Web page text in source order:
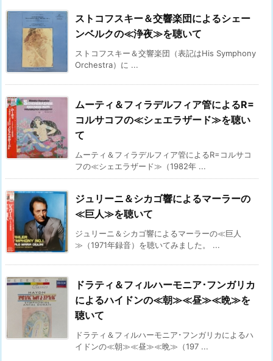
ストコフスキー＆交響楽団によるシェー
ンベルクの≪浄夜≫を聴いて
ストコフスキー＆交響楽団（表記はHis Symphony
Orchestra）に ...
ムーティ＆フィラデルフィア管によるR=
コルサコフの≪シェエラザード≫を聴い
て
ムーティ＆フィラデルフィア管によるR=コルサコ
フの≪シェエラザード≫（1982年 ...
ジュリーニ＆シカゴ響によるマーラーの
≪巨人≫を聴いて
ジュリーニ＆シカゴ響によるマーラーの≪巨人
≫（1971年録音）を聴いてみました。 ...
ドラティ＆フィルハーモニア･フンガリカ
によるハイドンの≪朝≫≪昼≫≪晩≫を
聴いて
ドラティ＆フィルハーモニア･フンガリカによるハ
イドンの≪朝≫≪昼≫≪晩≫（197 ...